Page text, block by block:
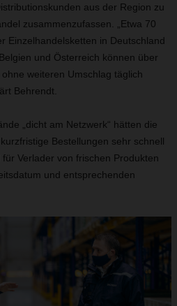
aus der Region zu
zusammenzufassen. „Etwa 70
Einzelhandelsketten in Deutschland
und Österreich können über
weiteren Umschlag täglich
Behrendt.
„dicht am Netzwerk“ hätten die
Bestellungen sehr schnell
Verlader von frischen Produkten
und entsprechenden